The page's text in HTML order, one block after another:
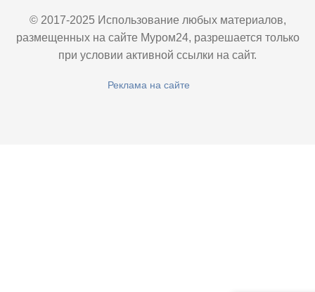
© 2017-2025 Использование любых материалов,
размещенных на сайте Муром24, разрешается только
при условии активной ссылки на сайт.
Реклама на сайте